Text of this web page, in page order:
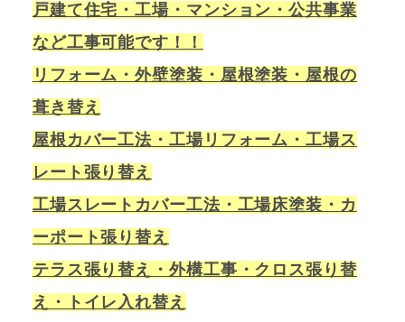
戸建て住宅・工場・マンション・公共事業
など工事可能です！！
リフォーム・外壁塗装・屋根塗装・屋根の
葺き替え
屋根カバー工法・工場リフォーム・工場ス
レート張り替え
工場スレートカバー工法・工場床塗装・カ
ーポート張り替え
テラス張り替え・外構工事・クロス張り替
え・トイレ入れ替え